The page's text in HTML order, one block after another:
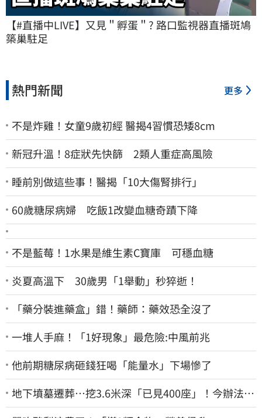
【#直播中LIVE】又見＂孵蛋＂? 路口監視器直播斑鳩
築巢駐足
熱門新聞 更多
不是炸雞！女童9歲初經 醫揭4習慣恐矮8cm
新冠升溫！8症狀先快篩 2類人重症高風險
睡前別做這些事！醫揭「10大傷腎排行」
60歲糖尿病婦 吃飯1改變血糖奇蹟下降
不是藍莓！1水果是維生素C寶庫 可穩血糖
炎夏高溫下 30歲男「1舉動」秒猝逝！
「藥分裝進藥盒」錯！藥師：藥效恐全沒了
一堆人手麻！「1好現象」最危險:中風前兆
他前期糖尿病砸錢狂喝「能量水」下場慘了
地下墳墓遷葬…挖3.6米深「已見400座」！今辦法會
安撫祖先